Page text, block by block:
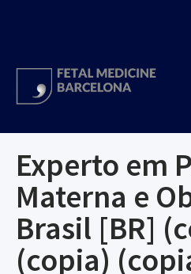
Experto em
Materna e
Brasil [BR]
(copia)